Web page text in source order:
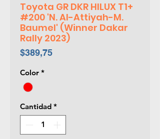
Toyota GR DKR HILUX T1+
#200 'N. Al-Attiyah-M.
Baumel' (Winner Dakar
Rally 2023)
$389,75Precio
Color *
Cantidad *